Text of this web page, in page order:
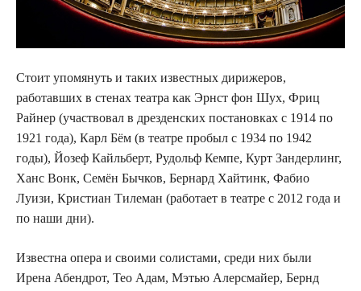
Стоит упомянуть и таких известных дирижеров,
работавших в стенах театра как Эрнст фон Шух, Фриц
Райнер (участвовал в дрезденских постановках с 1914 по
1921 года), Карл Бём (в театре пробыл с 1934 по 1942
годы), Йозеф Кайльберт, Рудольф Кемпе, Курт Зандерлинг,
Ханс Вонк, Семён Бычков, Бернард Хайтинк, Фабио
Луизи, Кристиан Тилеман (работает в театре с 2012 года и
по наши дни).
Известна опера и своими солистами, среди них были
Ирена Абендрот, Тео Адам, Мэтью Алерсмайер, Бернд